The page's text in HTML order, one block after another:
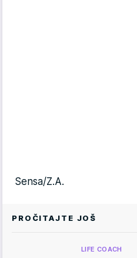
Sensa/Z.A.
PROČITAJTE JOŠ
LIFE COACH